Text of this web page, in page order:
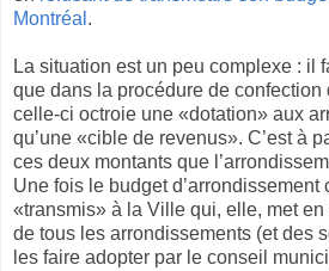
Montréal .
La situation est un peu complexe : il
que dans la procédure de confection
celle-ci octroie une «dotation» aux
qu’une «cible de revenus». C’est à
ces deux montants que
Une fois le budget
«transmis» à la Ville qui, elle, met
de tous les arrondissements (et des
les faire adopter par le conseil